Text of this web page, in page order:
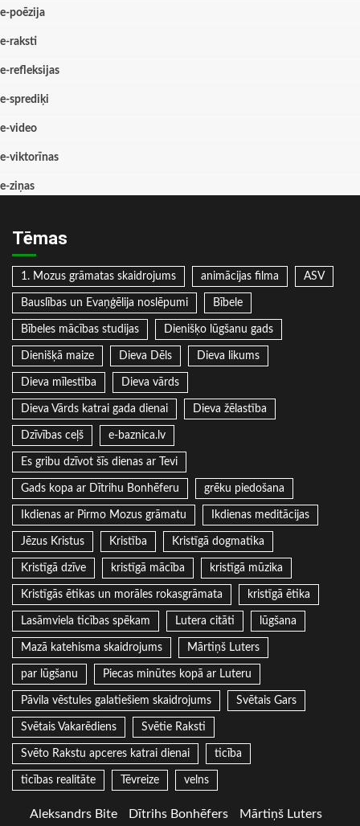
e-poēzija
e-raksti
e-refleksijas
e-sprediķi
e-video
e-viktorīnas
e-ziņas
Tēmas
1. Mozus grāmatas skaidrojums animācijas filma ASV
Bauslības un Evaņģēlija noslēpumi Bībele
Bībeles mācības studijas Dienišķo lūgšanu gads
Dienišķā maize Dieva Dēls Dieva likums
Dieva mīlestība Dieva vārds
Dieva Vārds katrai gada dienai Dieva žēlastība
Dzīvības ceļš e-baznica.lv
Es gribu dzīvot šīs dienas ar Tevi
Gads kopa ar Dītrihu Bonhēferu grēku piedošana
Ikdienas ar Pirmo Mozus grāmatu Ikdienas meditācijas
Jēzus Kristus Kristība Kristīgā dogmatika
Kristīgā dzīve kristīgā mācība kristīgā mūzika
Kristīgās ētikas un morāles rokasgrāmata kristīgā ētika
Lasāmviela ticības spēkam Lutera citāti lūgšana
Mazā katehisma skaidrojums Mārtiņš Luters
par lūgšanu Piecas minūtes kopā ar Luteru
Pāvila vēstules galatiešiem skaidrojums Svētais Gars
Svētais Vakarēdiens Svētie Raksti
Svēto Rakstu apceres katrai dienai ticība
ticības realitāte Tēvreize velns
Aleksandrs Bite Dītrihs Bonhēfers Mārtiņš Luters